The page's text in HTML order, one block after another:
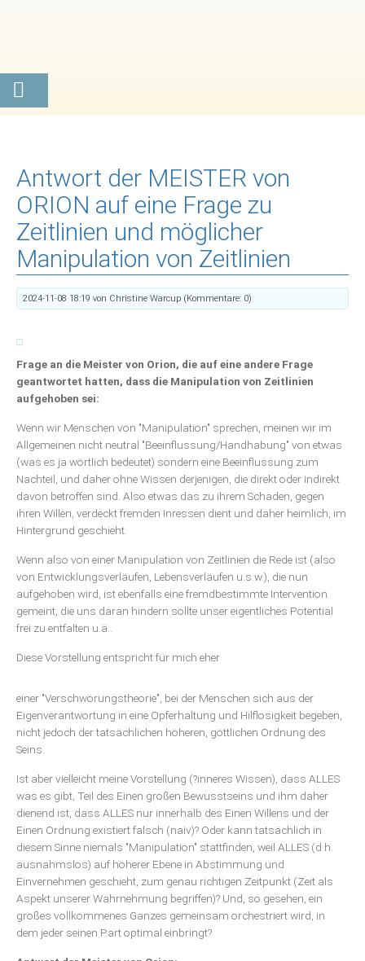
Antwort der MEISTER von
ORION auf eine Frage zu
Zeitlinien und möglicher
Manipulation von Zeitlinien
2024-11-08 18:19 von Christine Warcup (Kommentare: 0)
Frage an die Meister von Orion, die auf eine andere Frage
geantwortet hatten, dass die Manipulation von Zeitlinien
aufgehoben sei:
Wenn wir Menschen von "Manipulation" sprechen, meinen wir im
Allgemeinen nicht neutral "Beeinflussung/Handhabung" von etwas
(was es ja wörtlich bedeutet) sondern eine Beeinflussung zum
Nachteil, und daher ohne Wissen derjenigen, die direkt oder indirekt
davon betroffen sind. Also etwas das zu ihrem Schaden, gegen
ihren Willen, verdeckt fremden Inressen dient und daher heimlich, im
Hintergrund geschieht.
Wenn also von einer Manipulation von Zeitlinien die Rede ist (also
von Entwicklungsverläufen, Lebensverläufen u.s.w.), die nun
aufgehoben wird, ist ebenfalls eine fremdbestimmte Intervention
gemeint, die uns daran hindern sollte unser eigentliches Potential
frei zu entfalten u.ä..
Diese Vorstellung entspricht für mich eher
einer "Verschwörungstheorie", bei der Menschen sich aus der
Eigenverantwortung in eine Opferhaltung und Hilflosigkeit begeben,
nicht jedoch der tatsächlichen höheren, göttlichen Ordnung des
Seins.
Ist aber vielleicht meine Vorstellung (?inneres Wissen), dass ALLES
was es gibt, Teil des Einen großen Bewusstseins und ihm daher
dienend ist, dass ALLES nur innerhalb des Einen Willens und der
Einen Ordnung existiert falsch (naiv)? Oder kann tatsächlich in
diesem Sinne niemals "Manipulation" stattfinden, weil ALLES (d.h.
ausnahmslos) auf höherer Ebene in Abstimmung und
Einvernehmen geschieht, zum genau richtigen Zeitpunkt (Zeit als
Aspekt unserer Wahrnehmung begriffen)? Und, so gesehen, ein
großes vollkommenes Ganzes gemeinsam orchestriert wird, in
dem jeder seinen Part optimal einbringt?